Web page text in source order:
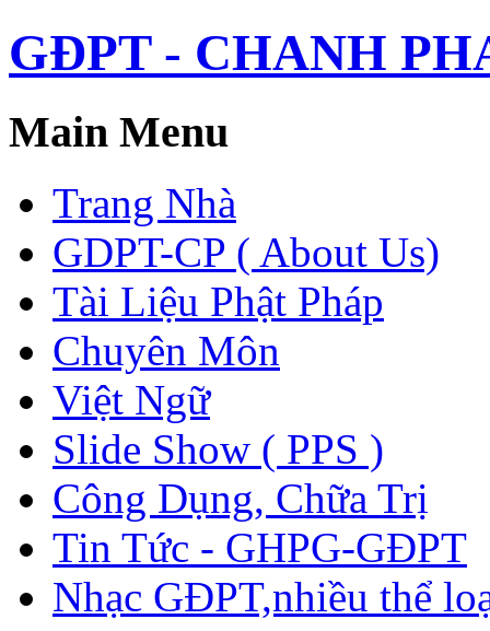
GĐPT - CHANH
Main Menu
Trang Nhà
GDPT-CP ( About Us)
Tài Liệu Phật Pháp
Chuyên Môn
Việt Ngữ
Slide Show ( PPS )
Công Dụng, Chữa Trị
Tin Tức - GHPG-GĐPT
Nhạc GĐPT,nhiều thể